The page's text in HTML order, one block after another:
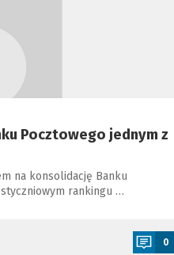
Pocztowego jednym z
na konsolidację Banku
rankingu …
0